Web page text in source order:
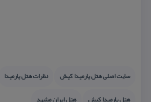
سایت اصلی هتل پارمیدا كیش
نظرات هتل پارمیدا
هتل پارمیدا كیش
هتل ایران مشهد